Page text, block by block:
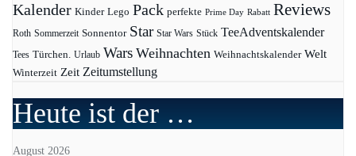
Kalender Kinder Lego Pack perfekte Prime Day Rabatt Reviews
Roth Sommerzeit Sonnentor Star Star Wars Stück TeeAdventskalender
Tees Türchen. Urlaub Wars Weihnachten Weihnachtskalender Welt
Winterzeit Zeit Zeitumstellung
Heute ist der …
August 2026